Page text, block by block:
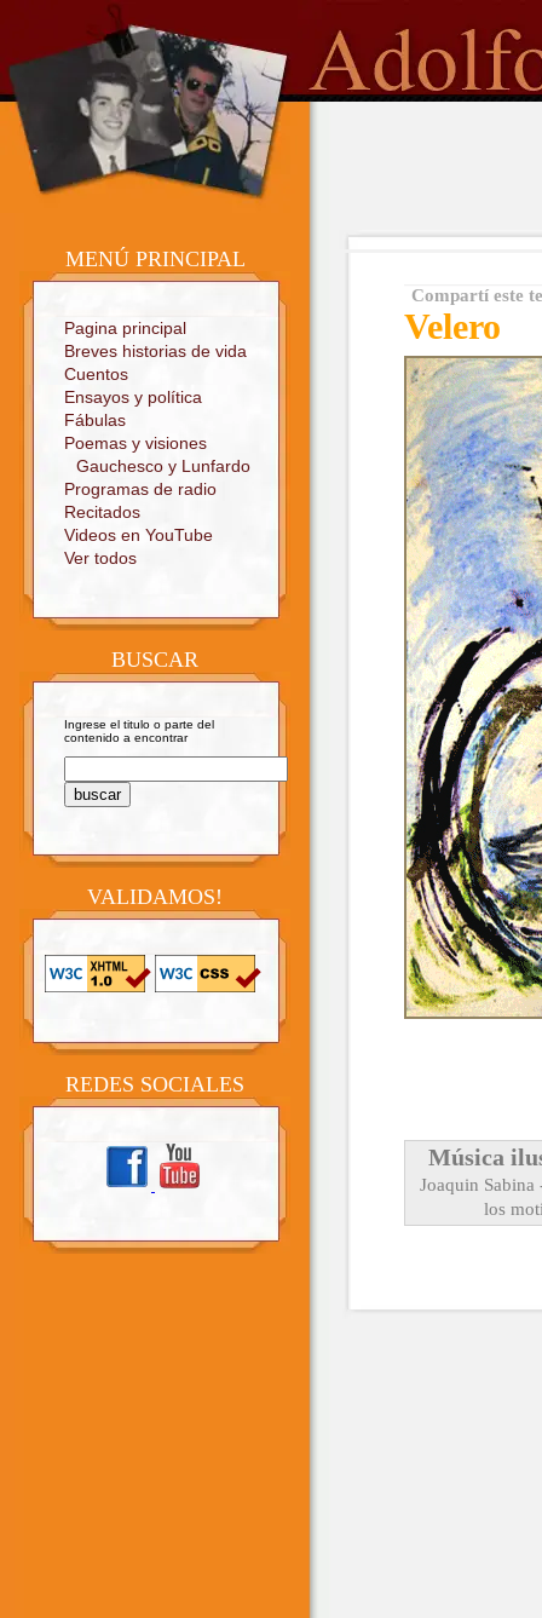
Sitio oficial
MENÚ PRINCIPAL
Pagina principal
Breves historias de vida
Cuentos
Ensayos y política
Fábulas
Poemas y visiones
Gauchesco y Lunfardo
Programas de radio
Recitados
Videos en YouTube
Ver todos
BUSCAR
Ingrese el titulo o parte del
contenido a encontrar
VALIDAMOS!
REDES SOCIALES
Compartí este
Velero
Música
Joaquin Sabina
los